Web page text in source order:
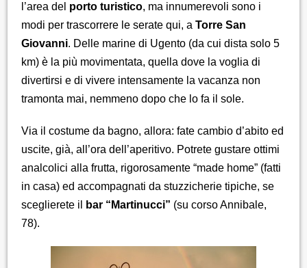
l’area del porto turistico, ma innumerevoli sono i
modi per trascorrere le serate qui, aTorre San
Giovanni. Delle marine di Ugento (da cui dista solo 5
km) è la più movimentata, quella dove la voglia di
divertirsi e di vivere intensamente la vacanza non
tramonta mai, nemmeno dopo che lo fa il sole.
Via il costume da bagno, allora: fate cambio d’abito ed
uscite, già, all’ora dell’aperitivo. Potrete gustare ottimi
analcolici alla frutta, rigorosamente “made home” (fatti
in casa) ed accompagnati da stuzzicherie tipiche, se
sceglierete il
bar “Martinucci” (su corso Annibale,
78).